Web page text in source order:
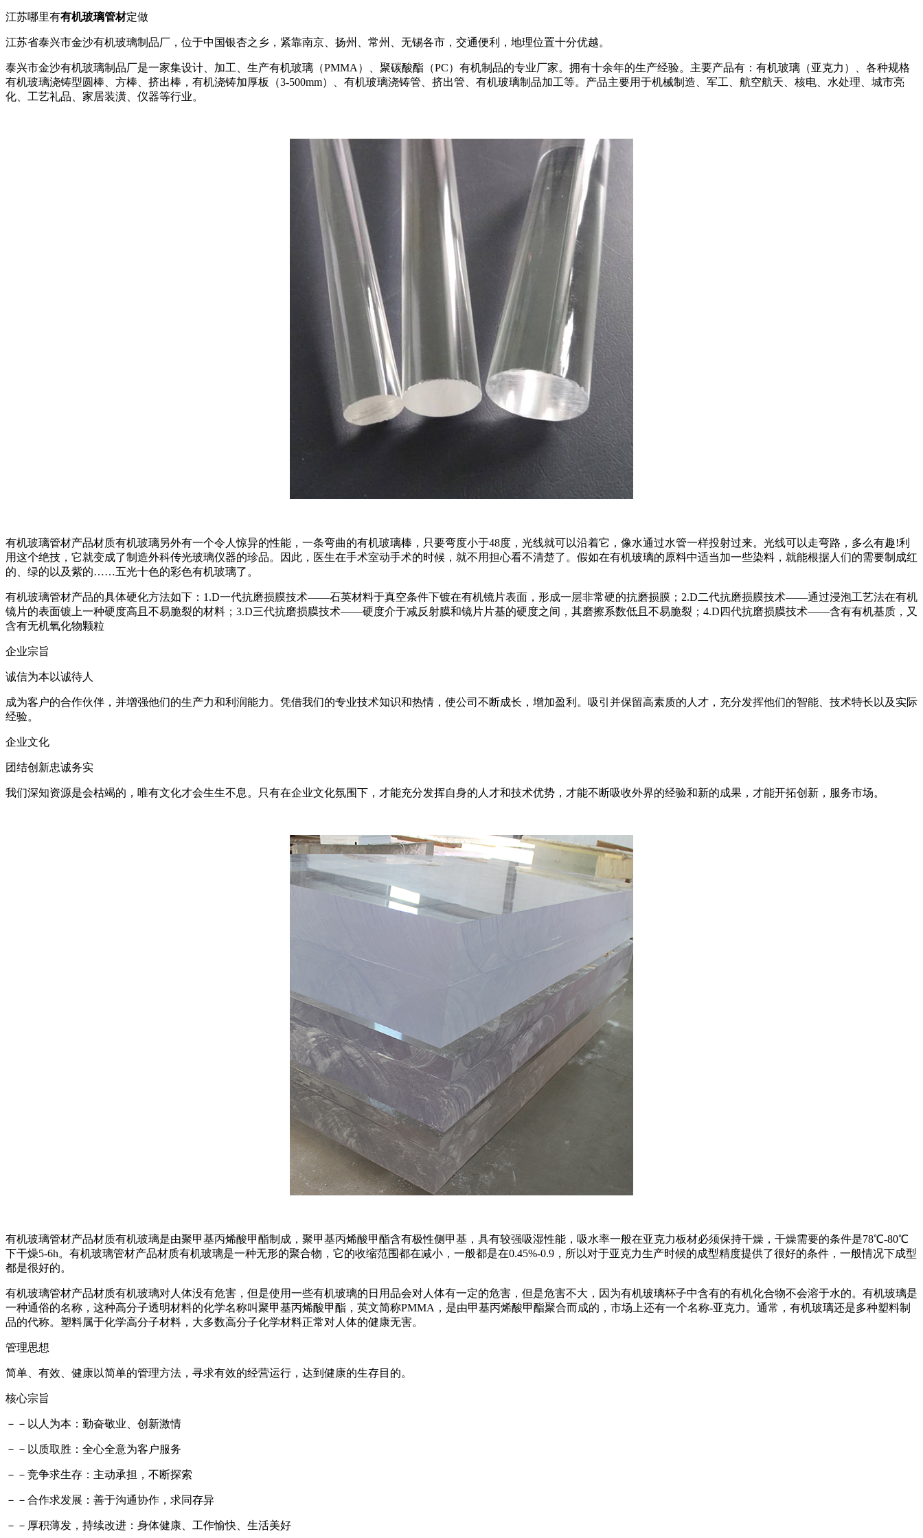
江苏哪里有有机玻璃管材定做
江苏省泰兴市金沙有机玻璃制品厂，位于中国银杏之乡，紧靠南京、扬州、常州、无锡各市，交通便利，地理位置十分优越。
泰兴市金沙有机玻璃制品厂是一家集设计、加工、生产有机玻璃（PMMA）、聚碳酸酯（PC）有机制品的专业厂家。拥有十余年的生产经验。主要产品有：有机玻璃（亚克力）、各种规格
有机玻璃浇铸型圆棒、方棒、挤出棒，有机浇铸加厚板（3-500mm）、有机玻璃浇铸管、挤出管、有机玻璃制品加工等。产品主要用于机械制造、军工、航空航天、核电、水处理、城市亮
化、工艺礼品、家居装潢、仪器等行业。
有机玻璃管材产品材质有机玻璃另外有一个令人惊异的性能，一条弯曲的有机玻璃棒，只要弯度小于48度，光线就可以沿着它，像水通过水管一样投射过来。光线可以走弯路，多么有趣!利
用这个绝技，它就变成了制造外科传光玻璃仪器的珍品。因此，医生在手术室动手术的时候，就不用担心看不清楚了。假如在有机玻璃的原料中适当加一些染料，就能根据人们的需要制成红
的、绿的以及紫的……五光十色的彩色有机玻璃了。
有机玻璃管材产品的具体硬化方法如下：1.D一代抗磨损膜技术——石英材料于真空条件下镀在有机镜片表面，形成一层非常硬的抗磨损膜；2.D二代抗磨损膜技术——通过浸泡工艺法在有机
镜片的表面镀上一种硬度高且不易脆裂的材料；3.D三代抗磨损膜技术——硬度介于减反射膜和镜片片基的硬度之间，其磨擦系数低且不易脆裂；4.D四代抗磨损膜技术——含有有机基质，又
含有无机氧化物颗粒
企业宗旨
诚信为本以诚待人
成为客户的合作伙伴，并增强他们的生产力和利润能力。凭借我们的专业技术知识和热情，使公司不断成长，增加盈利。吸引并保留高素质的人才，充分发挥他们的智能、技术特长以及实际
经验。
企业文化
团结创新忠诚务实
我们深知资源是会枯竭的，唯有文化才会生生不息。只有在企业文化氛围下，才能充分发挥自身的人才和技术优势，才能不断吸收外界的经验和新的成果，才能开拓创新，服务市场。
有机玻璃管材产品材质有机玻璃是由聚甲基丙烯酸甲酯制成，聚甲基丙烯酸甲酯含有极性侧甲基，具有较强吸湿性能，吸水率一般在亚克力板材必须保持干燥，干燥需要的条件是78℃-80℃
下干燥5-6h。有机玻璃管材产品材质有机玻璃是一种无形的聚合物，它的收缩范围都在减小，一般都是在0.45%-0.9，所以对于亚克力生产时候的成型精度提供了很好的条件，一般情况下成型
都是很好的。
有机玻璃管材产品材质有机玻璃对人体没有危害，但是使用一些有机玻璃的日用品会对人体有一定的危害，但是危害不大，因为有机玻璃杯子中含有的有机化合物不会溶于水的。有机玻璃是
一种通俗的名称，这种高分子透明材料的化学名称叫聚甲基丙烯酸甲酯，英文简称PMMA，是由甲基丙烯酸甲酯聚合而成的，市场上还有一个名称-亚克力。通常，有机玻璃还是多种塑料制
品的代称。塑料属于化学高分子材料，大多数高分子化学材料正常对人体的健康无害。
管理思想
简单、有效、健康以简单的管理方法，寻求有效的经营运行，达到健康的生存目的。
核心宗旨
－－以人为本：勤奋敬业、创新激情
－－以质取胜：全心全意为客户服务
－－竞争求生存：主动承担，不断探索
－－合作求发展：善于沟通协作，求同存异
－－厚积薄发，持续改进：身体健康、工作愉快、生活美好